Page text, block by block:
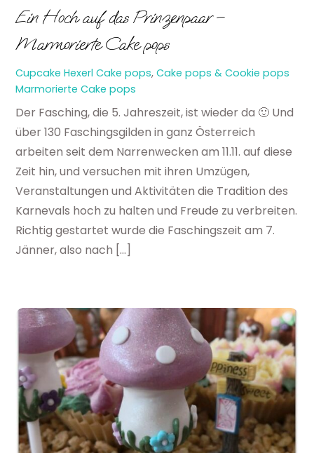
Ein Hoch auf das Prinzenpaar –
Marmorierte Cake pops
Cupcake Hexerl Cake pops,Cake pops & Cookie pops
Marmorierte Cake pops
Der Fasching, die 5. Jahreszeit, ist wieder da 🙂 Und
über 130 Faschingsgilden in ganz Österreich
arbeiten seit dem Narrenwecken am 11.11. auf diese
Zeit hin, und versuchen mit ihren Umzügen,
Veranstaltungen und Aktivitäten die Tradition des
Karnevals hoch zu halten und Freude zu verbreiten.
Richtig gestartet wurde die Faschingszeit am 7.
Jänner, also nach […]